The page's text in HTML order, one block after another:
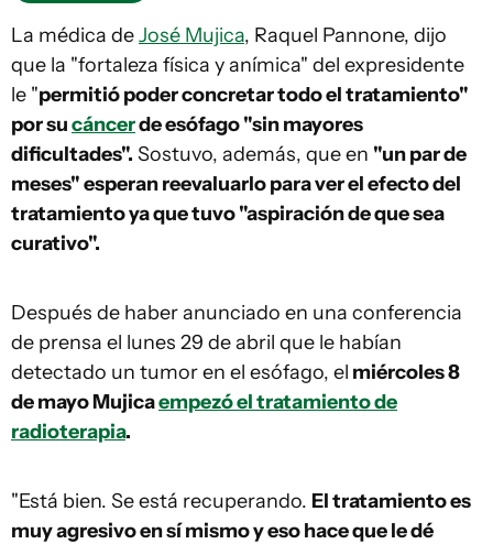
La médica deJosé Mujica, Raquel Pannone, dijo
que la "fortaleza física y anímica" del expresidente
le "permitió poder concretar todo el tratamiento"
por sucáncerde esófago "sin mayores
dificultades". Sostuvo, además, que en "un par de
meses" esperan reevaluarlo para ver el efecto del
tratamiento ya que tuvo "aspiración de que sea
curativo".
Después de haber anunciado en una conferencia
de prensa el lunes 29 de abril que le habían
detectado un tumor en el esófago, el miércoles 8
de mayo Mujicaempezó el tratamiento de
radioterapia.
"Está bien. Se está recuperando. El tratamiento es
muy agresivo en sí mismo y eso hace que le dé